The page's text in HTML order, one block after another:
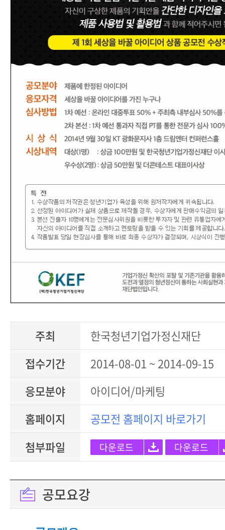
주최
한국청년기업가정신재단
접수기간
2014-08-01 ~ 2014-09-15
응모분야
아이디어/마케팅
홈페이지
공모전 홈페이지 바로가기
첨부파일
다운로드 다운로드
공모요강